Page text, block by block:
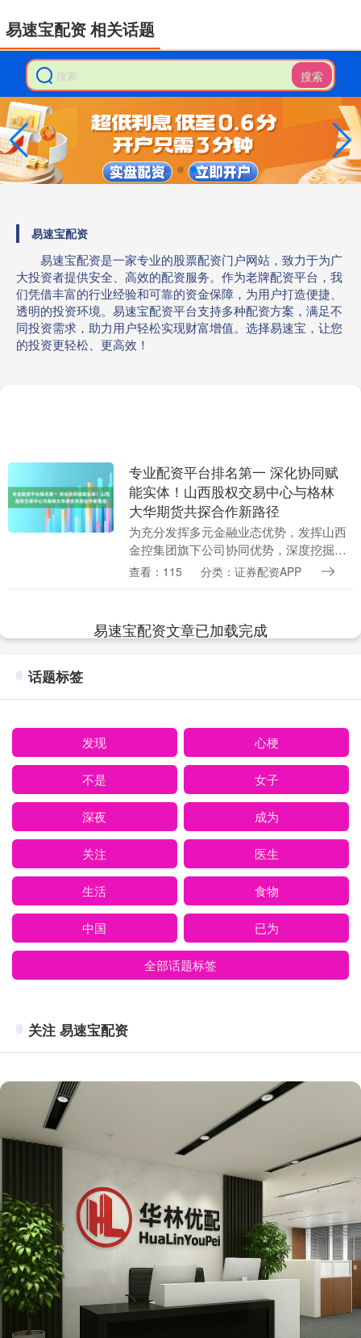
搜索
易速宝配资
易速宝配资是一家专业的股票配资门户网站，致力于为广
大投资者提供安全、高效的配资服务。作为老牌配资平台，我
们凭借丰富的行业经验和可靠的资金保障，为用户打造便捷、
透明的投资环境。易速宝配资平台支持多种配资方案，满足不
同投资需求，助力用户轻松实现财富增值。选择易速宝，让您
的投资更轻松、更高效！
易速宝配资 相关话题
专业配资平台排名第一 深化协同赋
能实体！山西股权交易中心与格林
大华期货共探合作新路径
为充分发挥多元金融业态优势，发挥山西
金控集团旗下公司协同优势，深度挖掘山
西金融市场，11月3日下午，山西股权交
查看：115 分类：证券配资APP
易速宝配资文章已加载完成
话题标签
发现 心梗
不是 女子
深夜 成为
关注 医生
生活 食物
中国 已为
全部话题标签
关注 易速宝配资